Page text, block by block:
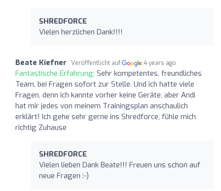
SHREDFORCE
Vielen herzlichen Dank!!!!
Beate Kiefner Veröffentlicht auf 4 years ago
Fantastische Erfahrung: Sehr kompetentes, freundliches
Team, bei Fragen sofort zur Stelle. Und ich hatte viele
Fragen, denn ich kannte vorher keine Geräte, aber Andi
hat mir jedes von meinem Trainingsplan anschaulich
erklärt! Ich gehe sehr gerne ins Shredforce, fühle mich
richtig Zuhause
SHREDFORCE
Vielen lieben Dank Beate!!! Freuen uns schon auf
neue Fragen :-)